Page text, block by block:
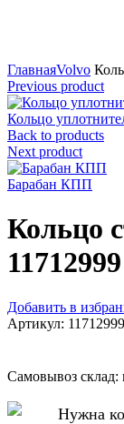
ГлавнаяVolvo
Previous product
Кольцо
Back to products
Next product
Барабан КПП
Кольцо
11712999
Добавить в
Артикул: 11712999
Самовывоз склад:
Нужна